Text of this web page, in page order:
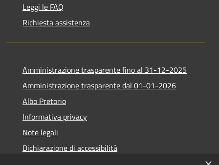
Leggi le FAQ
Richiesta assistenza
Amministrazione trasparente fino al 31-12-2025
Amministrazione trasparente dal 01-01-2026
Albo Pretorio
Informativa privacy
Note legali
Dichiarazione di accessibilità